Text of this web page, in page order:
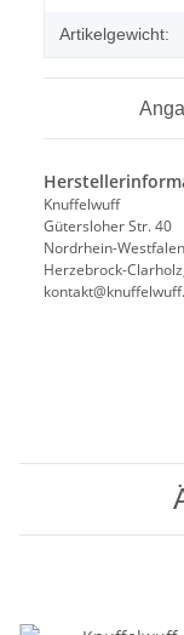
Artikelgewicht:
Knuffelwuff
Gütersloher Str. 40
Nordrhein-Westfalen
Herzebrock-